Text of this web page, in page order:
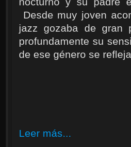
Desde muy joven
jazz gozaba de gran
profundamente su
de ese género se
Leer más...